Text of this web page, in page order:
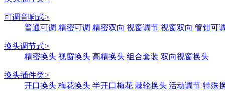
可调音响式>
普通可调 精密可调 精密双向 视窗调节 视窗双向 管钳可
换头调节式>
精密换头 视窗换头 高精换头 组合套装 双向视窗换头
换头插件类>
开口换头 梅花换头 半开口梅花 棘轮换头 活动调节 特殊